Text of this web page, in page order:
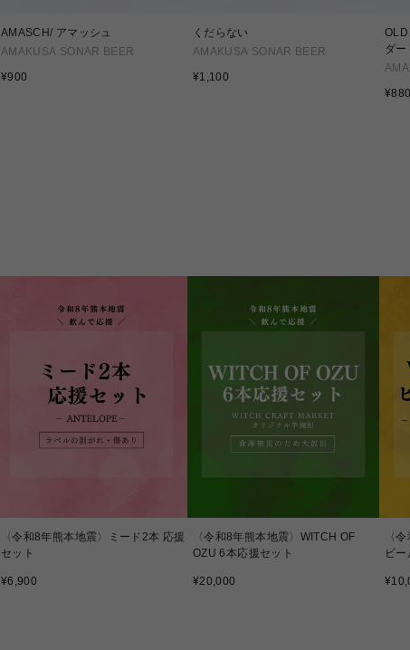
AMASCH/ アマッシュ
AMAKUSA SONAR BEER
通
¥900
くだらない
AMAKUSA SONAR BEER
通
¥1,100
OLD
ダー
通
¥880
〈令和8年熊本地震〉ミード2本 応援
セット
通
¥6,900
〈令和8年熊本地震〉WITCH OF
OZU 6本応援セット
通
¥20,000
〈
ビー
通